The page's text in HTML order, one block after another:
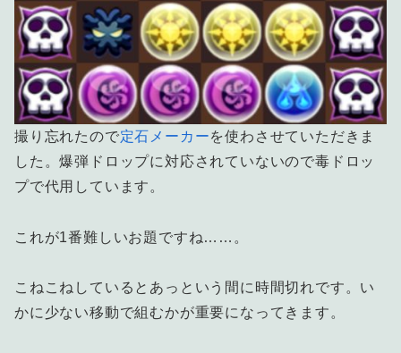
撮り忘れたので定石メーカーを使わさせていただきま
した。爆弾ドロップに対応されていないので毒ドロッ
プで代用しています。
これが1番難しいお題ですね……。
こねこねしているとあっという間に時間切れです。い
かに少ない移動で組むかが重要になってきます。